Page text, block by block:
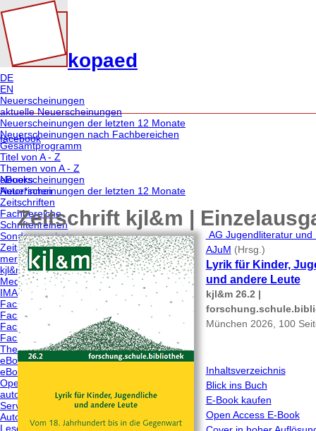
kopaed
DE
EN
Neuerscheinungen
aktuelle Neuerscheinungen
Neuerscheinungen der letzten 12 Monate
Neuerscheinungen nach Fachbereichen
Gesamtprogramm
Titel von A - Z
Themen von A - Z
eBooks
Autor*innen
Zeitschriften
Fachbereiche
Schriftenreihen
Sonderangebote
Zeitschriften
merz | medien + erziehung
kjl&m - forschung.schule.bibliothek
Medien & Altern
IMAGO | Zeitschrift für Kunstpädagogik
Fachbereiche | Themen
Fachbereich medien/pädagogik
Fachbereich kunst/pädagogik
Fachbereich kultur/pädagogik
Themen von A-Z
eBooks
eBooks kaufen
Open Access eBooks
autor*innen
Service
Autor*innen
Leser*innen
facebook
Neuerscheinungen
Neuerscheinungen der letzten 12 Monate
Zeitschrift kjl&m |
AG Jugendliteratur und
AJuM (Hrsg.)
Lyrik für Kinder,
und andere Leute
kjl&m 26.2 |
München 2026, 100
Inhaltsverzeichnis
Blick ins Buch
E-Book kaufen
Open Access E-Book